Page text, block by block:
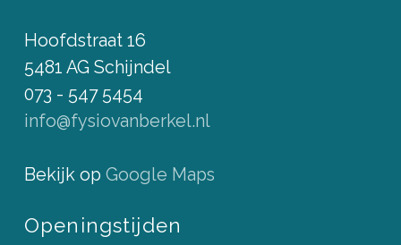
Hoofdstraat 16
5481 AG Schijndel
073 - 547 5454
info@fysiovanberkel.nl
Bekijk op Google Maps
Openingstijden